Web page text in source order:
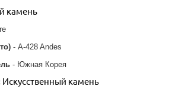
камень
- A-428 Andes
- Южная Корея
Искусственный камень